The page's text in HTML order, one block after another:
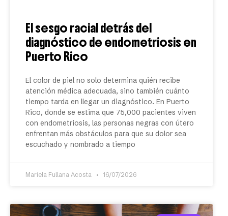
El sesgo racial detrás del
diagnóstico de endometriosis en
Puerto Rico
El color de piel no solo determina quién recibe
atención médica adecuada, sino también cuánto
tiempo tarda en llegar un diagnóstico. En Puerto
Rico, donde se estima que 75,000 pacientes viven
con endometriosis, las personas negras con útero
enfrentan más obstáculos para que su dolor sea
escuchado y nombrado a tiempo
Mariela Fullana Acosta 16/07/2026